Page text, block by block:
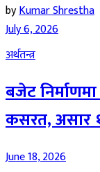
byKumar Shrestha
July 6, 2026
अर्थतन्त्र
बजेट
कसरत, असार
June 18, 2026